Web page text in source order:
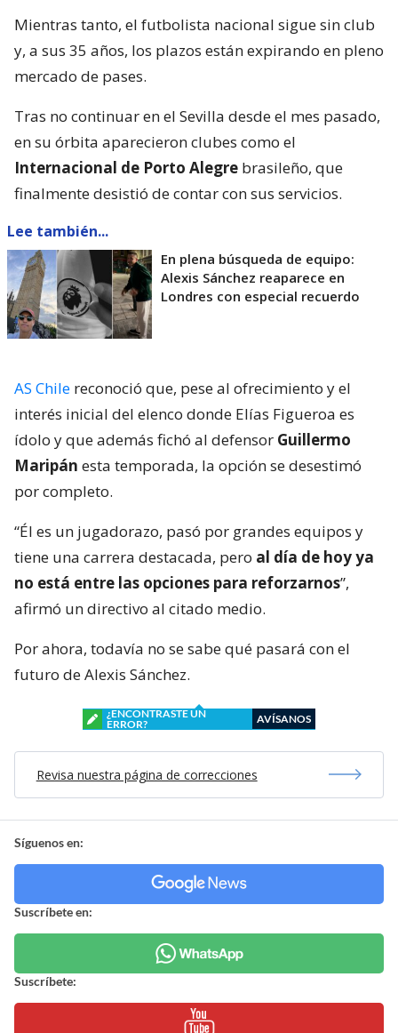
Mientras tanto, el futbolista nacional sigue sin club
y, a sus 35 años, los plazos están expirando en pleno
mercado de pases.
Tras no continuar en el Sevilla desde el mes pasado,
en su órbita aparecieron clubes como el
Internacional de Porto Alegre brasileño, que
finalmente desistió de contar con sus servicios.
Lee también...
En plena búsqueda de equipo:
Alexis Sánchez reaparece en
Londres con especial recuerdo
AS Chile reconoció que, pese al ofrecimiento y el
interés inicial del elenco donde Elías Figueroa es
ídolo y que además fichó al defensor Guillermo
Maripán esta temporada, la opción se desestimó
por completo.
“Él es un jugadorazo, pasó por grandes equipos y
tiene una carrera destacada, pero al día de hoy ya
no está entre las opciones para reforzarnos”,
afirmó un directivo al citado medio.
Por ahora, todavía no se sabe qué pasará con el
futuro de Alexis Sánchez.
¿ENCONTRASTE UN
ERROR?
AVÍSANOS
Revisa nuestra página de correcciones
Síguenos en:
Suscríbete en:
Suscríbete: